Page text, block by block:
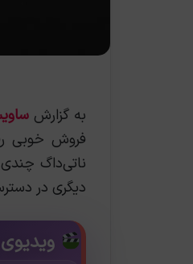
به گزارش
فروش خوبی
ناتی‌داگ
دیگری در